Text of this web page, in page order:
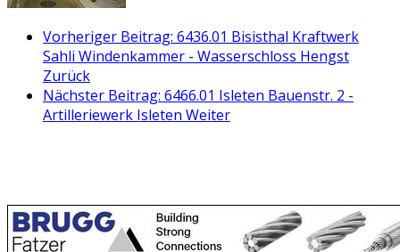
Vorheriger Beitrag: 6436.01 Bisisthal Kraftwerk
Sahli Windenkammer - Wasserschloss Hengst
Zurück
Nächster Beitrag: 6466.01 Isleten Bauenstr. 2 -
Artilleriewerk Isleten Weiter